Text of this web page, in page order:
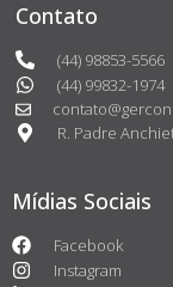
Contato
(44) 98853-5566
(44) 99832-1974
R. Padre
Mídias Sociais
Facebook
Instagram